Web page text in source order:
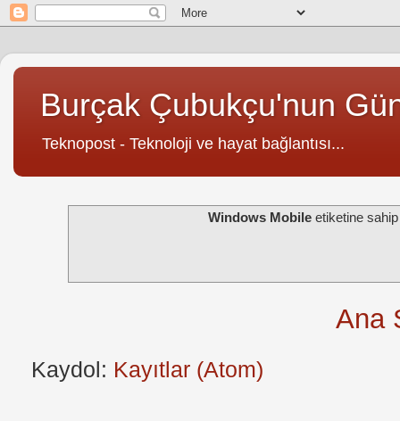
Burçak Çubukçu'nun
Teknopost - Teknoloji ve hayat bağlantısı...
Windows Mobile etiketine
Ana
Kaydol: Kayıtlar (Atom)